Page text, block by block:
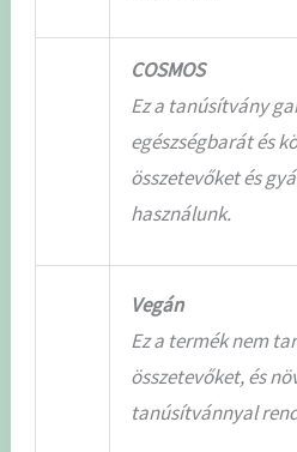
COSMOS
Ez a tanúsítvány
egészségbarát és
összetevőket és
használunk.
Vegán
Ez a termék nem
összetevőket, és
tanúsítvánnyal